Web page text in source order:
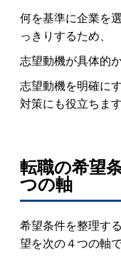
何を基準に企業を
っきりするため、
志望動機が具体的
志望動機を明確に
対策にも役立ちます
転職の希望
つの軸
希望条件を整理す
望を次の４つの軸